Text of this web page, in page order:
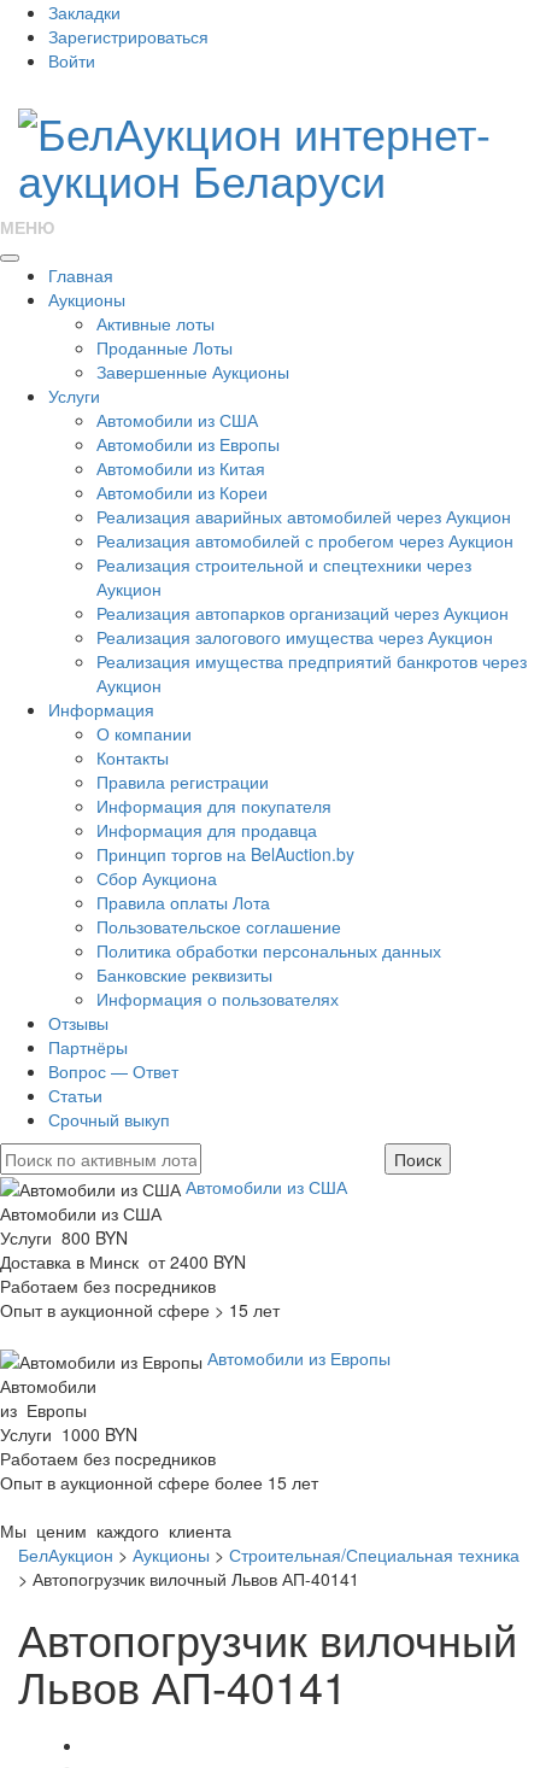
Закладки
Зарегистрироваться
Войти
МЕНЮ
Главная
Аукционы
Активные лоты
Проданные Лоты
Завершенные Аукционы
Услуги
Автомобили из США
Автомобили из Европы
Автомобили из Китая
Автомобили из Кореи
Реализация аварийных автомобилей через Аукцион
Реализация автомобилей с пробегом через Аукцион
Реализация строительной и спецтехники через
Аукцион
Реализация автопарков организаций через Аукцион
Реализация залогового имущества через Аукцион
Реализация имущества предприятий банкротов через
Аукцион
Информация
О компании
Контакты
Правила регистрации
Информация для покупателя
Информация для продавца
Принцип торгов на BelAuction.by
Сбор Аукциона
Правила оплаты Лота
Пользовательское соглашение
Политика обработки персональных данных
Банковские реквизиты
Информация о пользователях
Отзывы
Партнёры
Вопрос — Ответ
Статьи
Срочный выкуп
Автомобили из США
Автомобили из США
Услуги 800 BYN
Доставка в Минск от 2400 BYN
Работаем без посредников
Опыт в аукционной сфере > 15 лет
Автомобили из Европы
Автомобили
из Европы
Услуги 1000 BYN
Работаем без посредников
Опыт в аукционной сфере более 15 лет
Мы ценим каждого клиента
БелАукцион > Аукционы > Строительная/Специальная техника
> Автопогрузчик вилочный Львов АП-40141
Автопогрузчик вилочный
Львов АП-40141